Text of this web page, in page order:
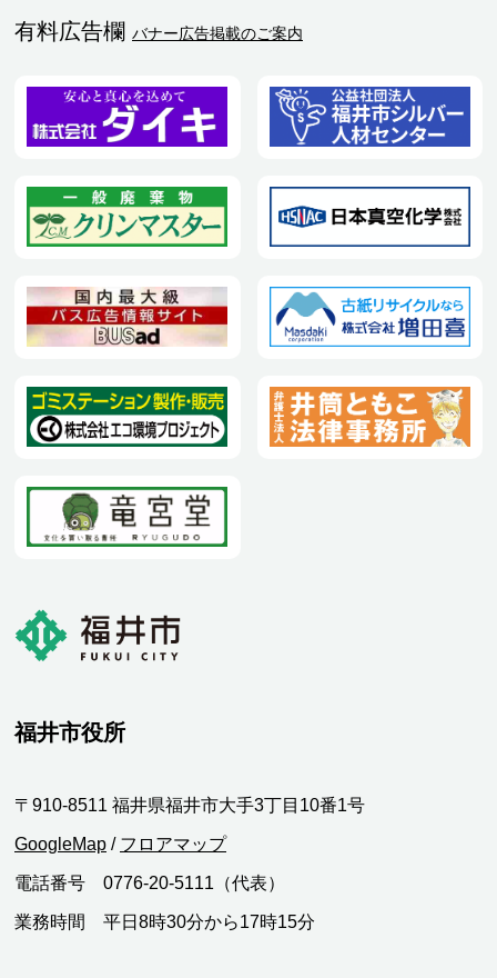
有料広告欄 バナー広告掲載のご案内
福井市役所
〒910-8511 福井県福井市大手3丁目10番1号
GoogleMap / フロアマップ
電話番号 0776-20-5111（代表）
業務時間 平日8時30分から17時15分